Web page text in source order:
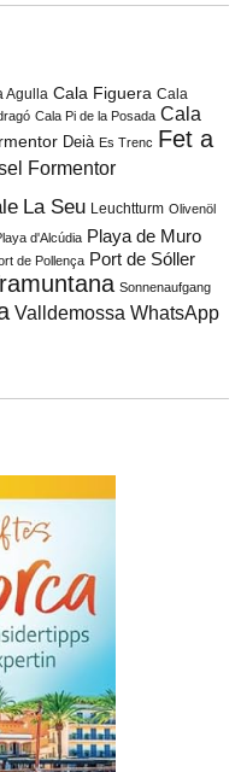
Agulla Cala Figuera Cala
Cala Pi de la Posada Cala
Deià Es Trenc Fet a
Formentor
La Seu Leuchtturm Olivenöl
d'Alcúdia Playa de Muro
de Pollença Port de Sóller
Sonnenaufgang
Valldemossa WhatsApp